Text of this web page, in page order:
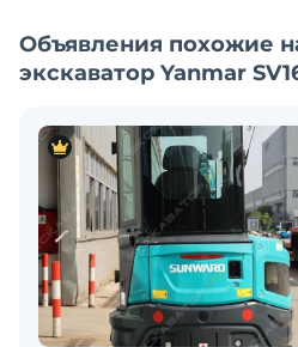
подстраивать поток масла
потребности конкретного
оператор может предельно
Цифровой интерфейс.
Управление на
2 скорости передвижения.
Реверсивная гидролиния
Транспортный вес 1595 кг.
Эксплуатационный вес 1670
Ширина 0,98 метра.
Объявления похожие
экскаватор Yanmar